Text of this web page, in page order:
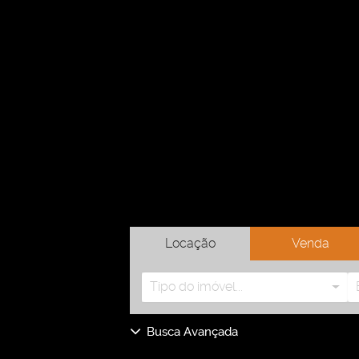
Locação Venda
Tipo do imóvel...
Busca Avançada